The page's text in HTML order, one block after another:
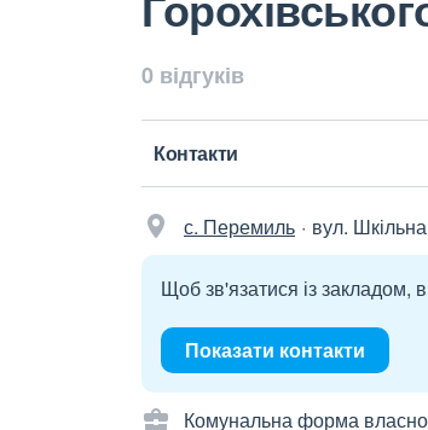
0 відгуків
Контакти
с. Перемиль вул.
Щоб зв'язатися із закладом,
Показати контакти
Комунальна форма